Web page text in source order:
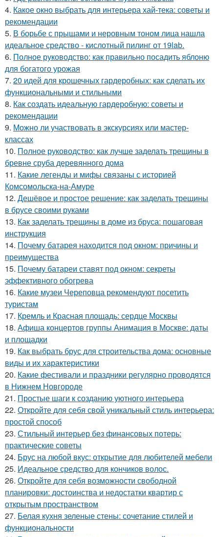
4. Какое окно выбрать для интерьера хай-тека: советы и
рекомендации
5. В борьбе с прыщами и неровным тоном лица нашла
идеальное средство - кислотный пилинг от 19lab.
6. Полное руководство: как правильно посадить яблоню
для богатого урожая
7. 20 идей для крошечных гардеробных: как сделать их
функциональными и стильными
8. Как создать идеальную гардеробную: советы и
рекомендации
9. Можно ли участвовать в экскурсиях или мастер-
классах
10. Полное руководство: как лучше заделать трещины в
бревне сруба деревянного дома
11. Какие легенды и мифы связаны с историей
Комсомольска-на-Амуре
12. Дешёвое и простое решение: как заделать трещины
в брусе своими руками
13. Как заделать трещины в доме из бруса: пошаговая
инструкция
14. Почему батарея находится под окном: причины и
преимущества
15. Почему батареи ставят под окном: секреты
эффективного обогрева
16. Какие музеи Череповца рекомендуют посетить
туристам
17. Кремль и Красная площадь: сердце Москвы
18. Афиша концертов группы Анимация в Москве: даты
и площадки
19. Как выбрать брус для строительства дома: основные
виды и их характеристики
20. Какие фестивали и праздники регулярно проводятся
в Нижнем Новгороде
21. Простые шаги к созданию уютного интерьера
22. Откройте для себя свой уникальный стиль интерьера:
простой способ
23. Стильный интерьер без финансовых потерь:
практические советы
24. Брус на любой вкус: открытие для любителей мебели
25. Идеальное средство для кончиков волос.
26. Откройте для себя возможности свободной
планировки: достоинства и недостатки квартир с
открытым пространством
27. Белая кухня зеленые стены: сочетание стилей и
функциональности